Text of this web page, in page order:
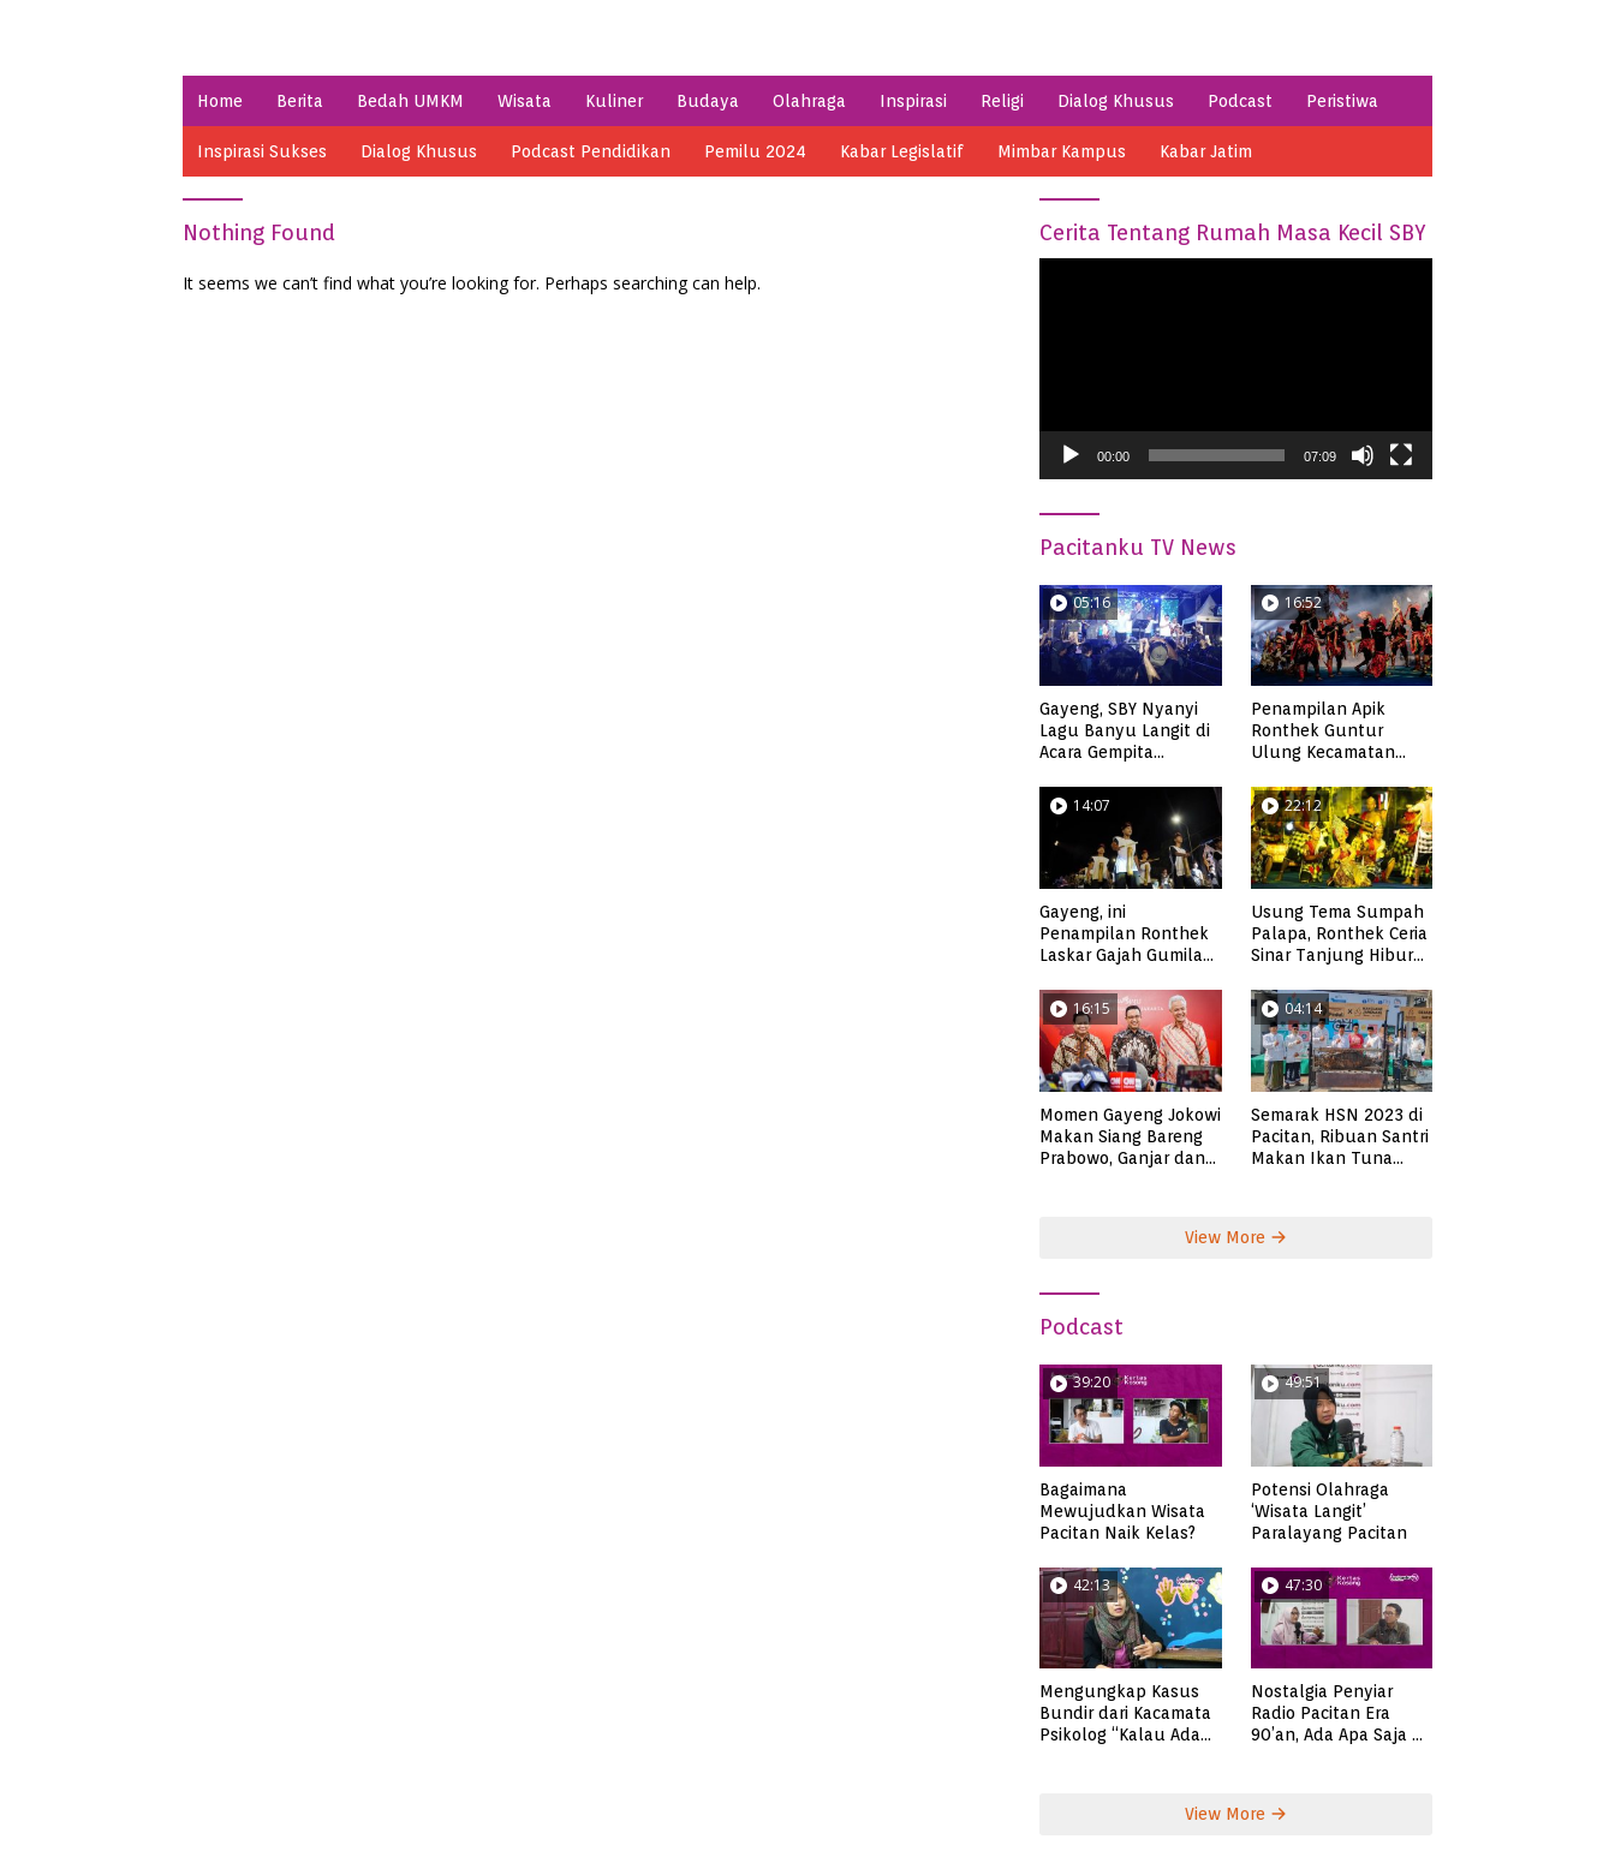
Home Berita Bedah UMKM Wisata Kuliner Budaya Olahraga Inspirasi Religi Dialog Khusus Podcast Peristiwa
Inspirasi Sukses Dialog Khusus Podcast Pendidikan Pemilu 2024 Kabar Legislatif Mimbar Kampus Kabar Jatim
Nothing Found
It seems we can’t find what you’re looking for. Perhaps searching can help.
Cerita Tentang Rumah Masa Kecil SBY
00:00 07:09
Pacitanku TV News
05:16
Gayeng, SBY Nyanyi
Lagu Banyu Langit di
Acara Gempita
16:52
Penampilan Apik
Ronthek Guntur
Ulung Kecamatan
14:07
Gayeng, ini
Penampilan Ronthek
Laskar Gajah Gumilap
22:12
Usung Tema Sumpah
Palapa, Ronthek Ceria
Sinar Tanjung Hibur
FRP 2023
16:15
Momen Gayeng Jokowi
Makan Siang Bareng
Prabowo, Ganjar dan
04:14
Semarak HSN 2023 di
Pacitan, Ribuan Santri
Makan Ikan Tuna
View More
Podcast
39:20
Bagaimana
Mewujudkan Wisata
Pacitan Naik Kelas?
49:51
Potensi Olahraga
‘Wisata Langit’
Paralayang Pacitan
42:13
Mengungkap Kasus
Bundir dari Kacamata
Psikolog “Kalau Ada
47:30
Nostalgia Penyiar
Radio Pacitan Era
90’an, Ada Apa Saja di
View More